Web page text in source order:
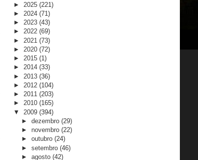
► 2025 (221)
► 2024 (71)
► 2023 (43)
► 2022 (69)
► 2021 (73)
► 2020 (72)
► 2015 (1)
► 2014 (33)
► 2013 (36)
► 2012 (104)
► 2011 (203)
► 2010 (165)
▼ 2009 (394)
► dezembro (29)
► novembro (22)
► outubro (24)
► setembro (46)
► agosto (42)